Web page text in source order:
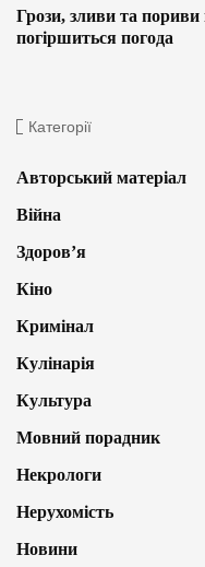
Грози, зливи та пориви
погіршиться погода
Категорії
Авторський матеріал
Війна
Здоров’я
Кіно
Кримінал
Кулінарія
Культура
Мовний порадник
Некрологи
Нерухомість
Новини